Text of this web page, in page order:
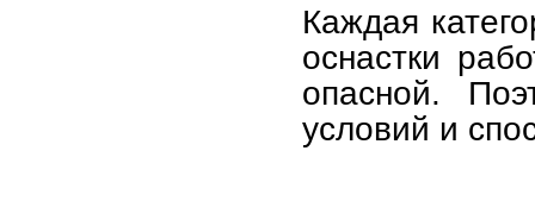
Каждая
оснастки
опасной.
условий и